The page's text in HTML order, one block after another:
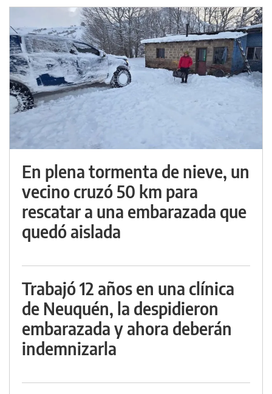
En plena tormenta de nieve, un
vecino cruzó 50 km para
rescatar a una embarazada que
quedó aislada
Trabajó 12 años en una clínica
de Neuquén, la despidieron
embarazada y ahora deberán
indemnizarla